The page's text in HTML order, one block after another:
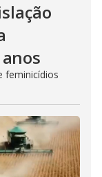
feminicídios